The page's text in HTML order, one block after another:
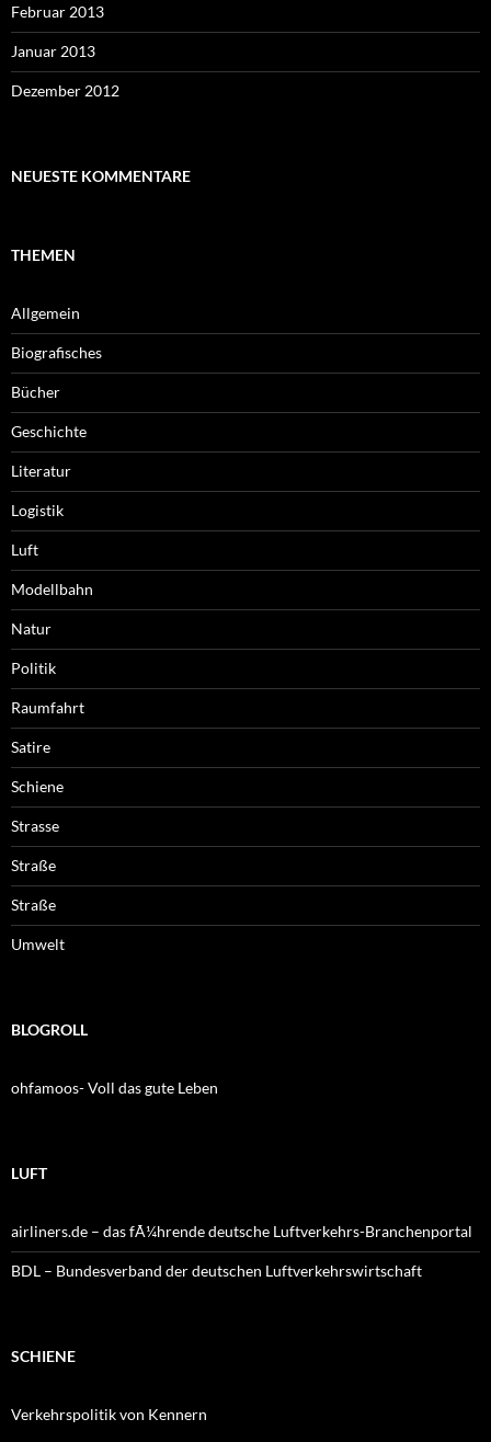
Februar 2013
Januar 2013
Dezember 2012
NEUESTE KOMMENTARE
THEMEN
Allgemein
Biografisches
Bücher
Geschichte
Literatur
Logistik
Luft
Modellbahn
Natur
Politik
Raumfahrt
Satire
Schiene
Strasse
Straße
Straße
Umwelt
BLOGROLL
ohfamoos- Voll das gute Leben
LUFT
airliners.de – das fÃ¼hrende deutsche Luftverkehrs-Branchenportal
BDL – Bundesverband der deutschen Luftverkehrswirtschaft
SCHIENE
Verkehrspolitik von Kennern